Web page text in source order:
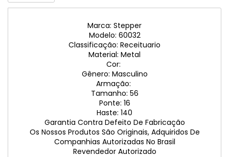
Marca: Stepper
Modelo: 60032
Classificação: Receituario
Material: Metal
Cor:
Gênero: Masculino
Armação:
Tamanho: 56
Ponte: 16
Haste: 140
Garantia Contra Defeito De Fabricação
Os Nossos Produtos São Originais, Adquiridos De
Companhias Autorizadas No Brasil
Revendedor Autorizado